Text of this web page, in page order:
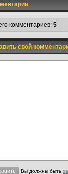
комментариев: 5
свой
Вы должны быть